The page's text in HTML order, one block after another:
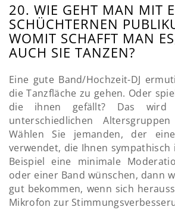
20. WIE GEHT MAN MIT
SCHÜCHTERNEN
WOMIT SCHAFFT MAN
AUCH SIE TANZEN?
Eine gute Band/Hochzeit-DJ
die Tanzfläche zu gehen. Oder
die ihnen gefällt? Das
unterschiedlichen
Wählen Sie jemanden, der
verwendet, die Ihnen sympathisch
Beispiel eine minimale
oder einer Band wünschen, dann
gut bekommen, wenn sich
Mikrofon zur